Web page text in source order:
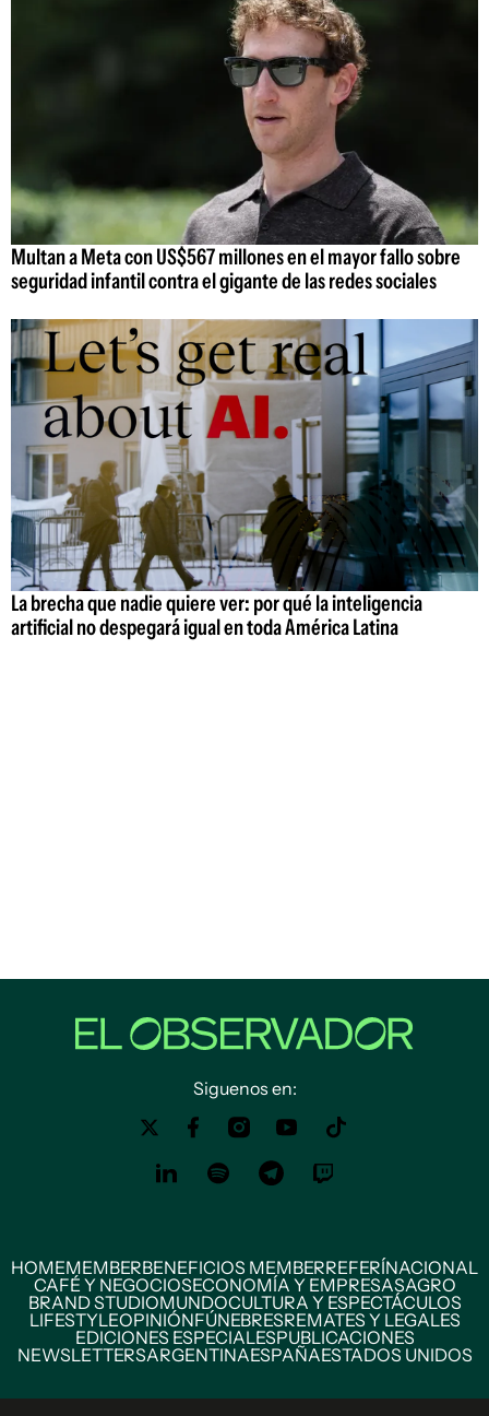
Multan a Meta con US$567 millones en el mayor fallo sobre
seguridad infantil contra el gigante de las redes sociales
La brecha que nadie quiere ver: por qué la inteligencia
artificial no despegará igual en toda América Latina
Siguenos en:
HOMEMEMBERBENEFICIOS MEMBERREFERÍNACIONAL
CAFÉ Y NEGOCIOSECONOMÍA Y EMPRESASAGRO
BRAND STUDIOMUNDOCULTURA Y ESPECTÁCULOS
LIFESTYLEOPINIÓNFÚNEBRESREMATES Y LEGALES
EDICIONES ESPECIALESPUBLICACIONES
NEWSLETTERSARGENTINAESPAÑAESTADOS UNIDOS